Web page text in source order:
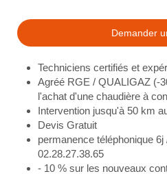
Demander
Techniciens certifiés et
Agréé RGE / QUALIGAZ (-
l'achat d'une chaudière à
Intervention jusqu'à 50 km
Devis Gratuit
permanence téléphonique
02.28.27.38.65
- 10 % sur les nouveaux